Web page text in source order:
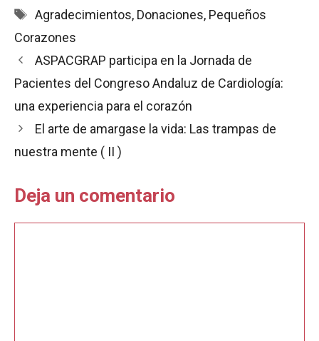
b
o
o
s
p
l
t
a
t
r
Etiquetas
Agradecimientos, Donaciones, Pequeños
Corazones
ASPACGRAP participa en la Jornada de
Pacientes del Congreso Andaluz de Cardiología:
una experiencia para el corazón
El arte de amargase la vida: Las trampas de
nuestra mente ( II )
Deja un comentario